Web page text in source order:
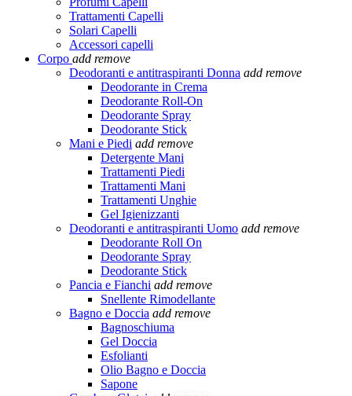
Trattamenti Capelli
Solari Capelli
Accessori capelli
Corpo add remove
Deodoranti e antitraspiranti Donna add remove
Deodorante in Crema
Deodorante Roll-On
Deodorante Spray
Deodorante Stick
Mani e Piedi add remove
Detergente Mani
Trattamenti Piedi
Trattamenti Mani
Trattamenti Unghie
Gel Igienizzanti
Deodoranti e antitraspiranti Uomo add remove
Deodorante Roll On
Deodorante Spray
Deodorante Stick
Pancia e Fianchi add remove
Snellente Rimodellante
Bagno e Doccia add remove
Bagnoschiuma
Gel Doccia
Esfolianti
Olio Bagno e Doccia
Sapone